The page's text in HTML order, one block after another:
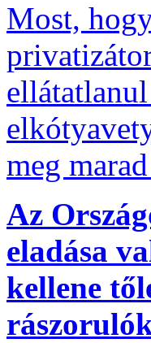
Most,
meg
Az
eladása
kellene